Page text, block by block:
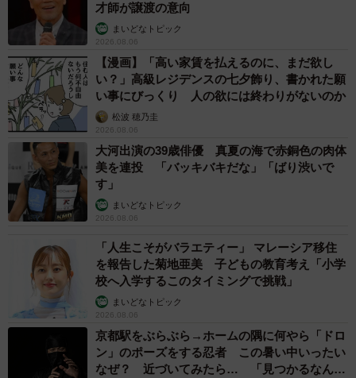
才師が譲渡の意向
まいどなトピック
2026.08.06
【漫画】「高い家賃を払えるのに、まだ欲し
い？」高級レジデンスの七夕飾り、書かれた願
い事にびっくり 人の欲には終わりがないのか
松波 穂乃圭
2026.08.06
大河出演の39歳俳優 真夏の海で赤銅色の肉体
美を連投 「バッキバキだな」「ばり渋いで
す」
まいどなトピック
2026.08.06
「人生こそがバラエティー」 マレーシア移住
を報告した菊地亜美 子どもの教育考え「小学
校へ入学するこのタイミングで挑戦」
まいどなトピック
2026.08.06
京都駅をぶらぶら→ホームの隅に何やら「ドロ
ン」のポーズをする忍者 この暑い中いったい
なぜ？ 近づいてみたら… 「見つかるなんて